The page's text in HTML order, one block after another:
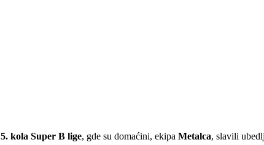
5. kola Super B lige, gde su domaćini, ekipa Metalca, slavili